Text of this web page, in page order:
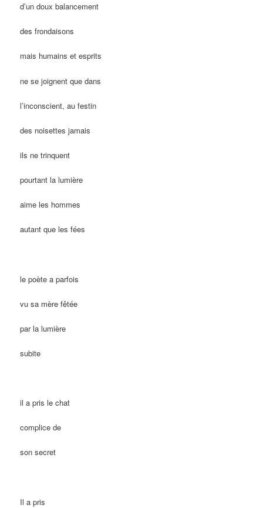
d’un doux balancement
des frondaisons
mais humains et esprits
ne se joignent que dans
l’inconscient, au festin
des noisettes jamais
ils ne trinquent
pourtant la lumière
aime les hommes
autant que les fées
le poète a parfois
vu sa mère fêtée
par la lumière
subite
il a pris le chat
complice de
son secret
Il a pris